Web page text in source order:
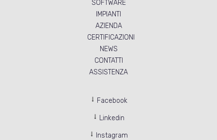
SOFTWARE
IMPIANTI
AZIENDA
CERTIFICAZIONI
NEWS
CONTATTI
ASSISTENZA
Facebook
Linkedin
Instagram